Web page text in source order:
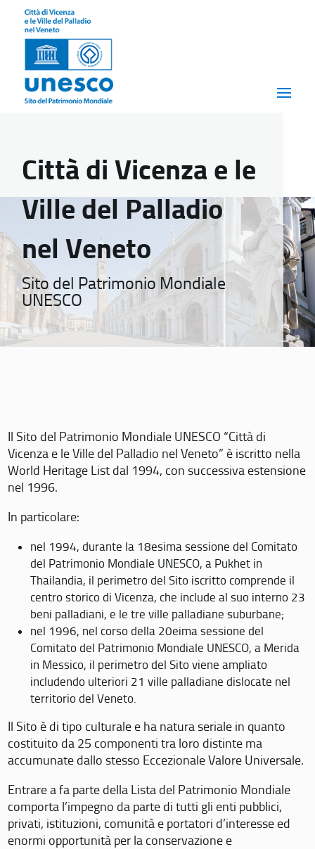
Città di Vicenza e le
Ville del Palladio
nel Veneto
Sito del Patrimonio Mondiale
UNESCO
Il Sito del Patrimonio Mondiale UNESCO “Città di
Vicenza e le Ville del Palladio nel Veneto” è iscritto nella
World Heritage List dal 1994, con successiva estensione
nel 1996.
In particolare:
nel 1994, durante la 18esima sessione del Comitato
del Patrimonio Mondiale UNESCO, a Pukhet in
Thailandia, il perimetro del Sito iscritto comprende il
centro storico di Vicenza, che include al suo interno 23
beni palladiani, e le tre ville palladiane suburbane;
nel 1996, nel corso della 20eima sessione del
Comitato del Patrimonio Mondiale UNESCO, a Merida
in Messico, il perimetro del Sito viene ampliato
includendo ulteriori 21 ville palladiane dislocate nel
territorio del Veneto.
Il Sito è di tipo culturale e ha natura seriale in quanto
costituito da 25 componenti tra loro distinte ma
accumunate dallo stesso Eccezionale Valore Universale.
Entrare a fa parte della Lista del Patrimonio Mondiale
comporta l’impegno da parte di tutti gli enti pubblici,
privati, istituzioni, comunità e portatori d’interesse ed
enormi opportunità per la conservazione e